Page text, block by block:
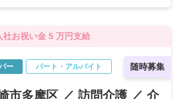
社お祝い金 5 万円支給
随時募集
ー パート・アルバイト
市多摩区 ／ 訪問介護 ／ 介